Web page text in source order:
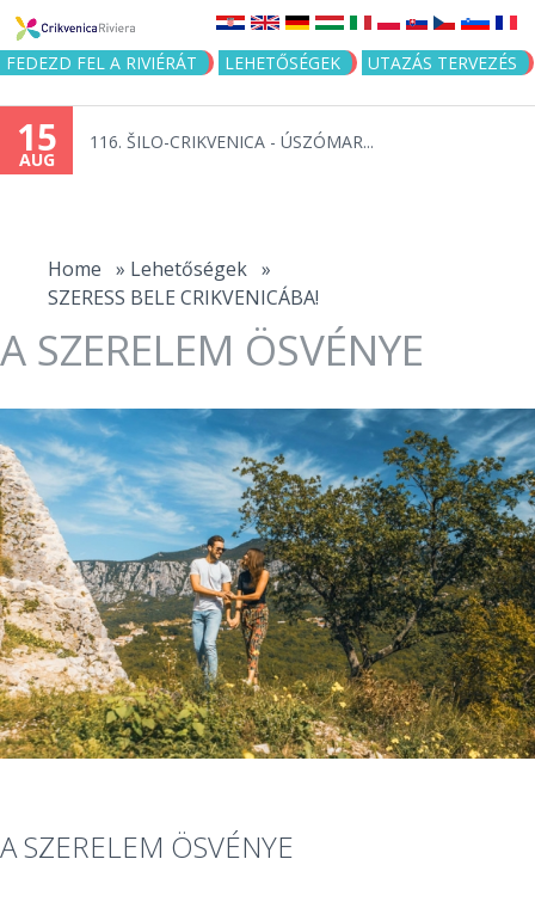
Jump to navigation
FEDEZD FEL A RIVIÉRÁT LEHETŐSÉGEK UTAZÁS TERVEZÉS
15
AUG
116. ŠILO-CRIKVENICA - ÚSZÓMAR...
Home » Lehetőségek »
SZERESS BELE CRIKVENICÁBA!
A SZERELEM ÖSVÉNYE
A SZERELEM ÖSVÉNYE